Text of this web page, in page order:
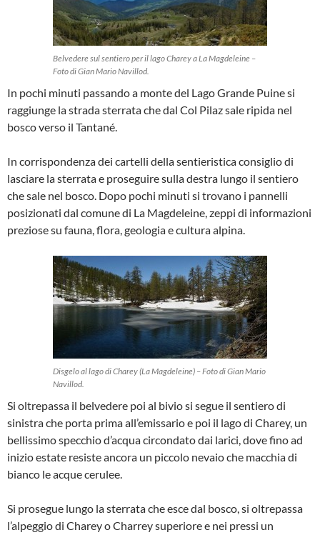
Belvedere sul sentiero per il lago Charey a La Magdeleine –
Foto di Gian Mario Navillod.
In pochi minuti passando a monte del Lago Grande Puine si
raggiunge la strada sterrata che dal Col Pilaz sale ripida nel
bosco verso il Tantané.
In corrispondenza dei cartelli della sentieristica consiglio di
lasciare la sterrata e proseguire sulla destra lungo il sentiero
che sale nel bosco. Dopo pochi minuti si trovano i pannelli
posizionati dal comune di La Magdeleine, zeppi di informazioni
preziose su fauna, flora, geologia e cultura alpina.
Disgelo al lago di Charey (La Magdeleine) – Foto di Gian Mario
Navillod.
Si oltrepassa il belvedere poi al bivio si segue il sentiero di
sinistra che porta prima all’emissario e poi il lago di Charey, un
bellissimo specchio d’acqua circondato dai larici, dove fino ad
inizio estate resiste ancora un piccolo nevaio che macchia di
bianco le acque cerulee.
Si prosegue lungo la sterrata che esce dal bosco, si oltrepassa
l’alpeggio di Charey o Charrey superiore e nei pressi un